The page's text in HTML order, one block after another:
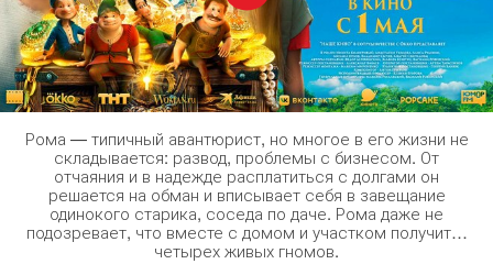
Рома — типичный авантюрист, но многое в его жизни не
складывается: развод, проблемы с бизнесом. От
отчаяния и в надежде расплатиться с долгами он
решается на обман и вписывает себя в завещание
одинокого старика, соседа по даче. Рома даже не
подозревает, что вместе с домом и участком получит…
четырех живых гномов.